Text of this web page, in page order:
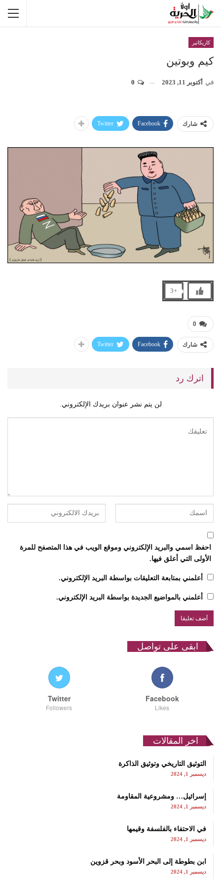
كاريكاتير
كيم وبوتين
في أكتوبر 11, 2023
شارك Facebook
Twitter
+3
0
شارك Facebook
Twitter
اترك رد
لن يتم نشر عنوان بريدك الإلكتروني.
احفظ اسمي والبريد الإلكتروني وموقع الويب في هذا المتصفح للمرة
الأولى التي أعلق فيها.
أعلمني بمتابعة التعليقات بواسطة البريد الإلكتروني.
أعلمني بالمواضيع الجديدة بواسطة البريد الإلكتروني.
ابقى على تواصل
Facebook
Likes
Twitter
Followers
اخر المقالات
التوثيق التاريخي وتوثيق الذاكرة
ديسمبر 1, 2024
إسرائيل… ومشروعية المقاومة
ديسمبر 1, 2024
في الاحتفاء بالفلسفة وقيمها
ديسمبر 1, 2024
ابن بطوطة إلى البحر الأسود وبحر قزوين
ديسمبر 1, 2024